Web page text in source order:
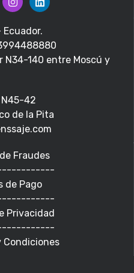
N34-140 entre Moscú y
N45-42
de la Pita
Fraudes
de Pago
Privacidad
Condiciones